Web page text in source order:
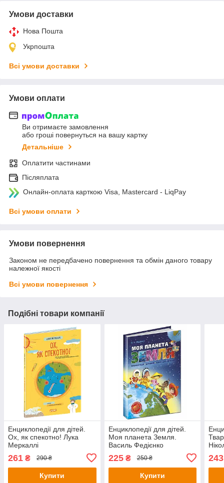
Умови доставки
Нова Пошта
Укрпошта
Всі умови доставки
Умови оплати
Ви отримаєте замовлення
або гроші повернуться на вашу картку
Детальніше
Оплатити частинами
Післяплата
Онлайн-оплата карткою Visa, Mastercard - LiqPay
Всі умови оплати
Умови повернення
Законом не передбачено повернення та обмін даного товару
належної якості
Всі умови повернення
Подібні товари компанії
Енциклопедії для дітей.
Ох, як спекотно! Лука
Меркаллі
261 ₴ 290 ₴
Купити
Енциклопедії для дітей.
Моя планета Земля.
Василь Федієнко
225₴ 250 ₴
Купити
243